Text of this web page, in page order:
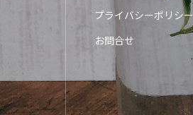
プライバシーポリシー
お問合せ